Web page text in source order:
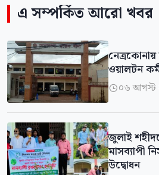
এ সম্পর্কিত আরো খবর
নেত্রকোনায়
ওয়ালটন
০৬ আগস্ট
জুলাই
মাসব্যাপী
উদ্বোধন